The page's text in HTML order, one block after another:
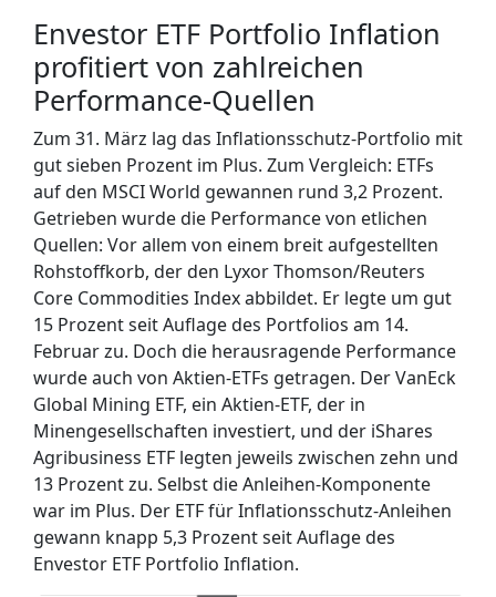
Envestor ETF Portfolio Inflation
profitiert von zahlreichen
Performance-Quellen
Zum 31. März lag das Inflationsschutz-Portfolio mit
gut sieben Prozent im Plus. Zum Vergleich: ETFs
auf den MSCI World gewannen rund 3,2 Prozent.
Getrieben wurde die Performance von etlichen
Quellen: Vor allem von einem breit aufgestellten
Rohstoffkorb, der den Lyxor Thomson/Reuters
Core Commodities Index abbildet. Er legte um gut
15 Prozent seit Auflage des Portfolios am 14.
Februar zu. Doch die herausragende Performance
wurde auch von Aktien-ETFs getragen. Der VanEck
Global Mining ETF, ein Aktien-ETF, der in
Minengesellschaften investiert, und der iShares
Agribusiness ETF legten jeweils zwischen zehn und
13 Prozent zu. Selbst die Anleihen-Komponente
war im Plus. Der ETF für Inflationsschutz-Anleihen
gewann knapp 5,3 Prozent seit Auflage des
Envestor ETF Portfolio Inflation.